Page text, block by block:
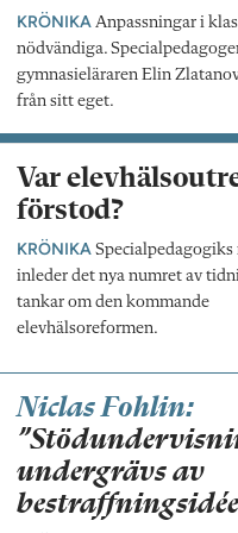
KRÖNIKA Anpassningar i
nödvändiga.
gymnasieläraren Elin
från sitt eget.
Var
förstod?
KRÖNIKA
inleder det nya numret av
tankar om den kommande
elevhälsoreformen.
Niclas Fohlin:
undergrävs av